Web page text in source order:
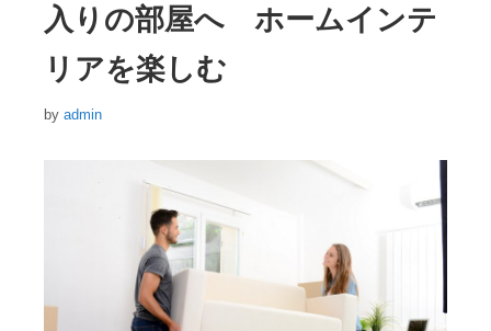
入りの部屋へ ホームインテ
リアを楽しむ
by admin